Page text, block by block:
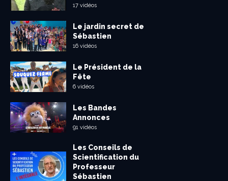
17 vidéos
Le jardin secret de
Sébastien
16 vidéos
Le Président de la
Fête
6 vidéos
Les Bandes
Annonces
91 vidéos
Les Conseils de
Scientification du
Professeur
Sébastien